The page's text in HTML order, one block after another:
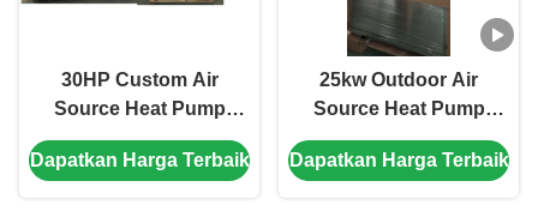
30HP Custom Air
Source Heat Pump
dengan R410A
Refrigerant dan Scroll
Dapatkan Harga Terbaik
25kw Outdoor Air
Source Heat Pump
System 304 Lembar
Bahan Logam
Dapatkan Harga Terbaik